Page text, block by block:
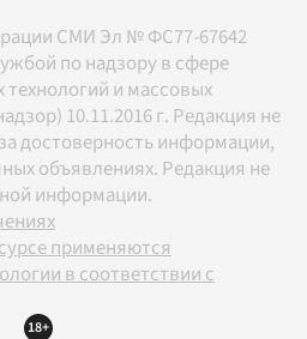
СМИ Эл № ФС77-67642
по надзору в сфере
и массовых
10.11.2016 г. Редакция не
достоверность информации,
объявлениях. Редакция не
информации.
применяются
в соответствии с
18+